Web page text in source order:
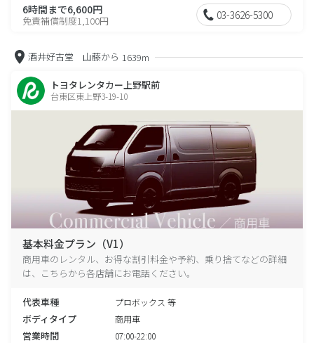
6時間まで6,600円
免責補償制度1,100円 03-3626-5300
酒井好古堂 山藤から 1639m
トヨタレンタカー上野駅前
台東区東上野3-19-10
基本料金プラン（V1）
商用車のレンタル、お得な割引料金や予約、乗り捨てなどの詳細
は、こちらから各店舗にお電話ください。
代表車種 プロボックス 等
ボディタイプ 商用車
営業時間 07:00-22:00